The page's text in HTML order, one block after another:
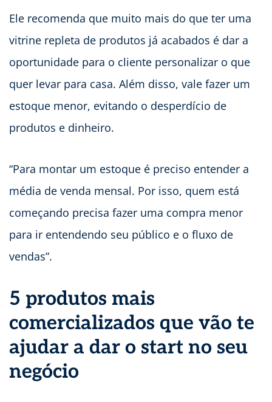
Ele recomenda que muito mais do que ter uma
vitrine repleta de produtos já acabados é dar a
oportunidade para o cliente personalizar o que
quer levar para casa. Além disso, vale fazer um
estoque menor, evitando o desperdício de
produtos e dinheiro.
“Para montar um estoque é preciso entender a
média de venda mensal. Por isso, quem está
começando precisa fazer uma compra menor
para ir entendendo seu público e o fluxo de
vendas”.
5 produtos mais
comercializados que vão te
ajudar a dar o start no seu
negócio